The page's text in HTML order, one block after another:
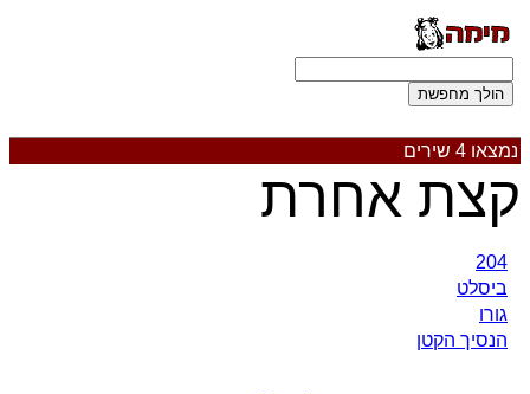
נמצאו 4 שירים
קצת אחרת
204
ביסלט
גורו
הנסיך הקטן